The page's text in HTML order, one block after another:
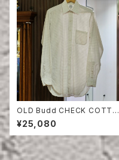
OLD Budd CHECK COTTO
N SHIRT
¥25,080